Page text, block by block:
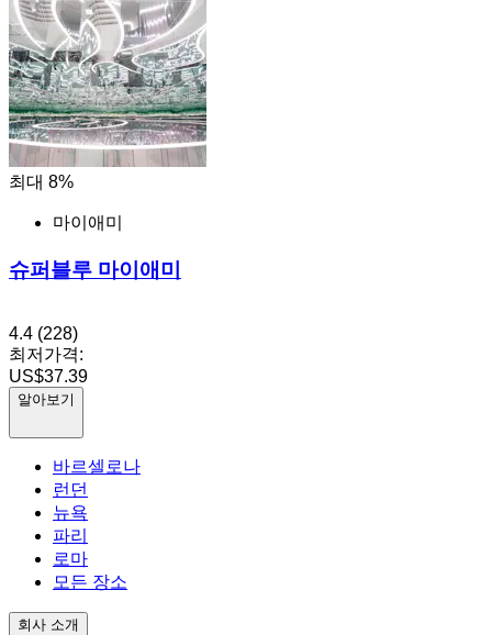
최대 8%
마이애미
슈퍼블루 마이애미
4.4 (228)
최저가격:
US$37.39
알아보기
바르셀로나
런던
뉴욕
파리
로마
모든 장소
회사 소개